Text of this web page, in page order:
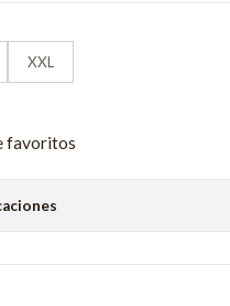
XXL
favoritos